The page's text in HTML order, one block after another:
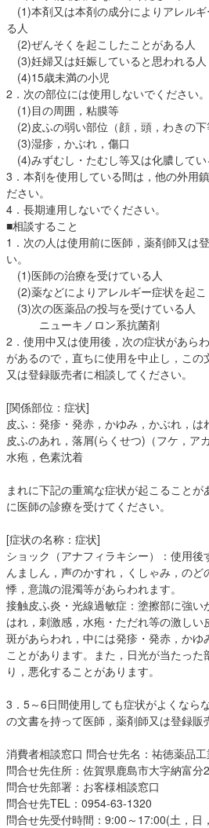
(1)本剤又は本剤の成分によりアレル
る人
(2)ぜんそくを起こしたことがある人
(3)妊婦又は妊娠していると思われる人
(4)15歳未満の小児
2．次の部位には使用しないでください。
(1)目の周囲，粘膜等
(2)皮ふの弱い部位（顔，頭，わきの下
(3)湿疹，かぶれ，傷口
(4)みずむし・たむし等又は化膿してい
3．本剤を使用している間は，他の外用
ださい。
4．長期連用しないでください。
■相談すること
1．次の人は使用前に医師，薬剤師又は
い。
(1)医師の治療を受けている人
(2)薬などによりアレルギー症状を起こ
(3)次の医薬品の投与を受けている人
ニューキノロン系抗菌剤
2．使用中又は使用後，次の症状があら
があるので，直ちに使用を中止し，この
又は登録販売者に相談してください。
[関係部位：症状]
皮ふ：発疹・発赤，かゆみ，かぶれ，は
皮ふのあれ，落屑(らくせつ)（フケ，ア
水疱，色素沈着
まれに下記の重篤な症状が起こること
に医師の診療を受けてください。
[症状の名称：症状]
ショック（アナフィラキシー）：使用後
んましん，声のかすれ，くしゃみ，のど
悸，意識の混濁等があらわれます。
接触皮ふ炎・光線過敏症：塗擦部に強い
はれ，刺激感，水疱・ただれ等の激しい
斑があらわれ，中には発疹・発赤，かゆ
ことがあります。また，日光が当たった
り，悪化することがあります。
3．5～6日間使用しても症状がよくなら
の文書を持って医師，薬剤師又は登録販
消費者相談窓口 問合せ先名：祐徳薬品
問合せ先住所：佐賀県鹿島市大字納富分
問合せ先部署：お客様相談窓口
問合せ先TEL：0954-63-1320
問合せ先受付時間：9:00～17:00(土，日